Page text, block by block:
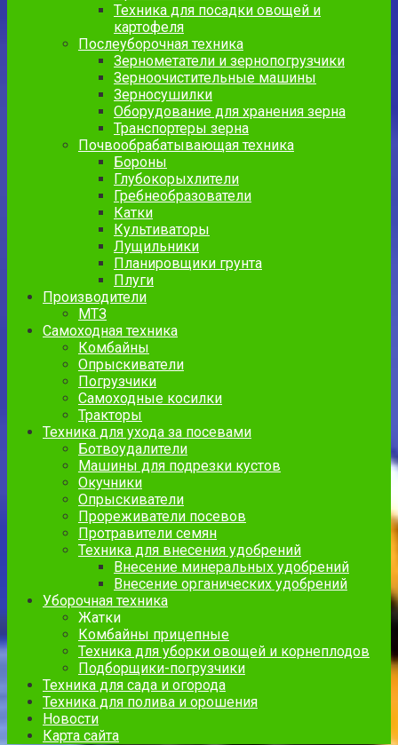
Техника для посадки овощей и
картофеля
Послеуборочная техника
Зернометатели и зернопогрузчики
Зерноочистительные машины
Зерносушилки
Оборудование для хранения зерна
Транспортеры зерна
Почвообрабатывающая техника
Бороны
Глубокорыхлители
Гребнеобразователи
Катки
Культиваторы
Лущильники
Планировщики грунта
Плуги
Производители
МТЗ
Самоходная техника
Комбайны
Опрыскиватели
Погрузчики
Самоходные косилки
Тракторы
Техника для ухода за посевами
Ботвоудалители
Машины для подрезки кустов
Окучники
Опрыскиватели
Прореживатели посевов
Протравители семян
Техника для внесения удобрений
Внесение минеральных удобрений
Внесение органических удобрений
Уборочная техника
Жатки
Комбайны прицепные
Техника для уборки овощей и корнеплодов
Подборщики-погрузчики
Техника для сада и огорода
Техника для полива и орошения
Новости
Карта сайта